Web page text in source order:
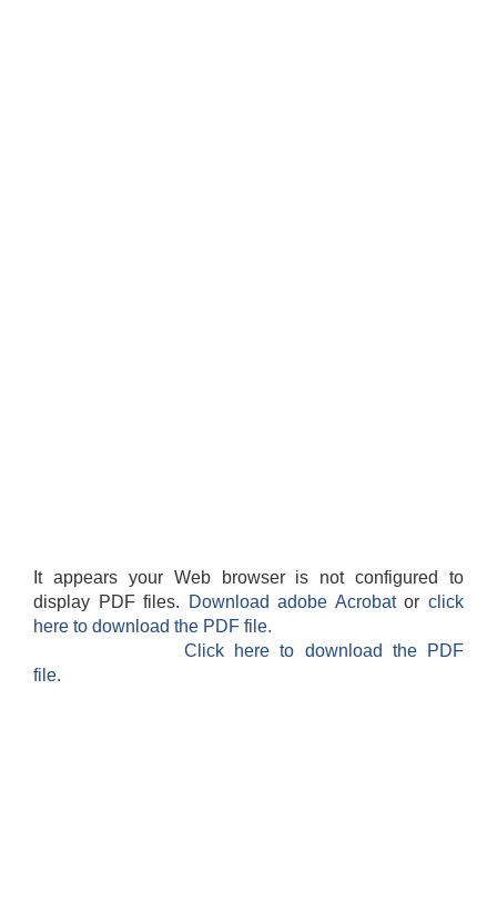
It appears your Web browser is not configured to
display PDF files.
Download adobe Acrobatorclick
here to download the PDF file.
Click here to download the PDF
file.